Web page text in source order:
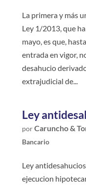
La primera y más
Ley 1/2013, que
mayo, es que,
entrada en vigor,
desahucio
extrajudicial de...
Ley
porCaruncho &
Bancario
Ley
ejecucion